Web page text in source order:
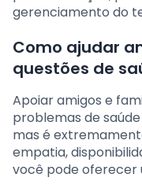
gerenciamento do
Como ajudar
questões de
Apoiar amigos e
problemas de
mas é
empatia,
você pode oferecer